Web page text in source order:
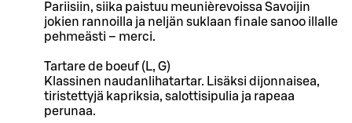
Pariisiin, siika paistuu meunièrevoissa Savoijin
jokien rannoilla ja neljän suklaan finale sanoo illalle
pehmeästi – merci.
Tartare de boeuf (L, G)
Klassinen naudanlihatartar. Lisäksi dijonnaisea,
tiristettyjä kapriksia, salottisipulia ja rapeaa
perunaa.